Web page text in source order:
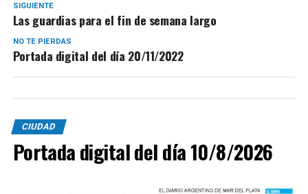
SIGUIENTE
Las guardias para el fin de semana largo
NO TE PIERDAS
Portada digital del día 20/11/2022
CIUDAD
Portada digital del día 10/8/2026